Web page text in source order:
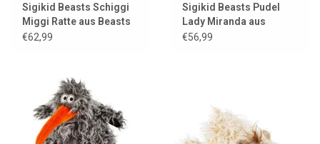
Sigikid Beasts Schiggi
Miggi Ratte aus Beasts
Town
€62,99
Sigikid Beasts Pudel
Lady Miranda aus
BeastsTown
€56,99